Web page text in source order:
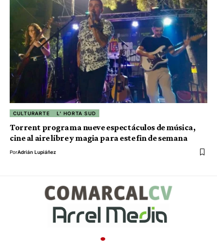
CULTURARTE L' HORTA SUD
Torrent programa nueve espectáculos de música,
cine al aire libre y magia para este fin de semana
PorAdrián Lupiáñez